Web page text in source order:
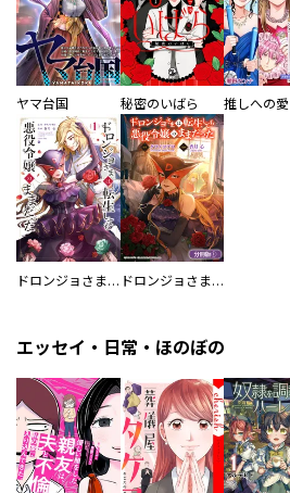
ヤマ台国 秘密のいばら
ドロンジョさまは転生しても悪役令嬢のままだった ドロンジョさまは転生しても悪役令嬢のままだった【分冊版】
エッセイ・日常・ほのぼの